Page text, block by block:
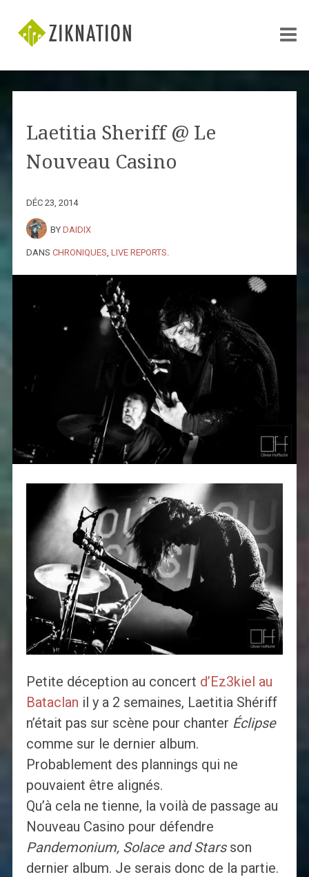
Laetitia Sheriff @ Le
Nouveau Casino
DÉC 23, 2014
BY DAIDIX
DANS CHRONIQUES LIVE REPORTS
Petite déception au concert d’Ez3kiel au
Bataclan il y a 2 semaines, Laetitia Shériff
n’était pas sur scène pour chanter Éclipse
comme sur le dernier album.
Probablement des plannings qui ne
pouvaient être alignés.
Qu’à cela ne tienne, la voilà de passage au
Nouveau Casino pour défendre
Pandemonium, Solace and Starsson
dernier album. Je serais donc de la partie.